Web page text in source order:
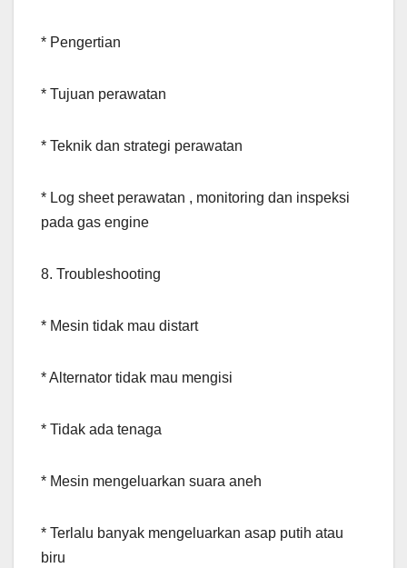
* Pengertian
* Tujuan perawatan
* Teknik dan strategi perawatan
* Log sheet perawatan , monitoring dan inspeksi
pada gas engine
8. Troubleshooting
* Mesin tidak mau distart
* Alternator tidak mau mengisi
* Tidak ada tenaga
* Mesin mengeluarkan suara aneh
* Terlalu banyak mengeluarkan asap putih atau
biru